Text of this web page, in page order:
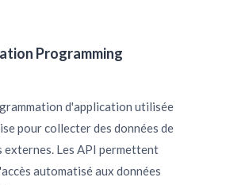
Programming
d'application utilisée
pour collecter des données de
externes. Les API permettent
automatisé aux données